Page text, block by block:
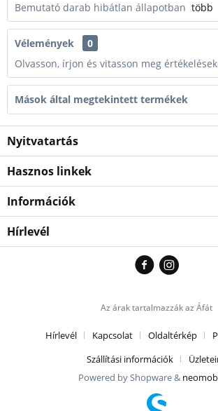
Bemutató darab hibátlan állapotban több
Vélemények
0
Olvasson, írjon és vitasson meg
Mások által megtekintett termékek
Nyitvatartás
Hasznos linkek
Információk
Hírlevél
Az árak tartalmazzák az Áfát
Hírlevél Kapcsolat Oldaltérkép
Szállítási információk
Powered by Shopware &